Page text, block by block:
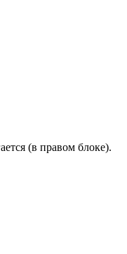
(в правом блоке).